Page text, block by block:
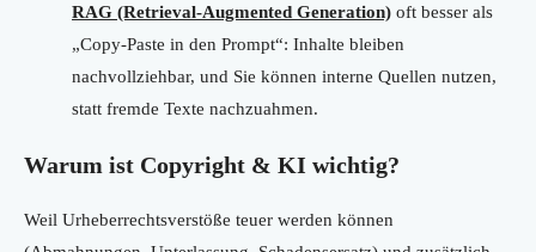
RAG (Retrieval-Augmented Generation) oft besser als
„Copy-Paste in den Prompt“: Inhalte bleiben
nachvollziehbar, und Sie können interne Quellen nutzen,
statt fremde Texte nachzuahmen.
Warum ist Copyright & KI wichtig?
Weil Urheberrechtsverstöße teuer werden können